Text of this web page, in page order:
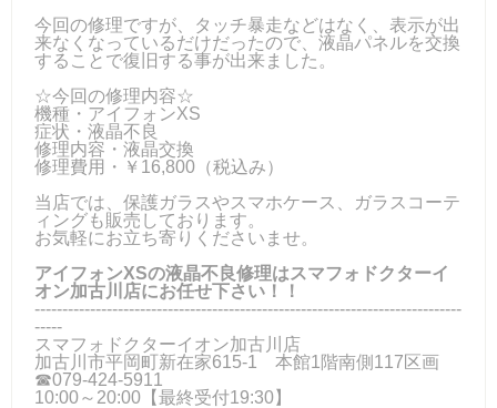
今回の修理ですが、タッチ暴走などはなく、表示が出
来なくなっているだけだったので、液晶パネルを交換
することで復旧する事が出来ました。
☆今回の修理内容☆
機種・アイフォンXS
症状・液晶不良
修理内容・液晶交換
修理費用・￥16,800（税込み）
当店では、保護ガラスやスマホケース、ガラスコーテ
ィングも販売しております。
お気軽にお立ち寄りくださいませ。
アイフォンXSの液晶不良修理はスマフォドクターイ
オン加古川店にお任せ下さい！！
-----------------------------------------------------------------------------
-----
スマフォドクターイオン加古川店
加古川市平岡町新在家615-1 本館1階南側117区画
☎079-424‐5911
10:00～20:00【最終受付19:30】